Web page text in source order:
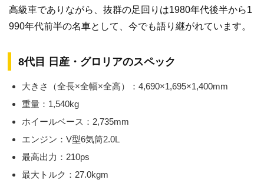
高級車でありながら、抜群の足回りは1980年代後半から1
990年代前半の名車として、今でも語り継がれています。
8代目 日産・グロリアのスペック
大きさ（全長×全幅×全高）：4,690×1,695×1,400mm
重量：1,540kg
ホイールベース：2,735mm
エンジン：V型6気筒2.0L
最高出力：210ps
最大トルク：27.0kgm